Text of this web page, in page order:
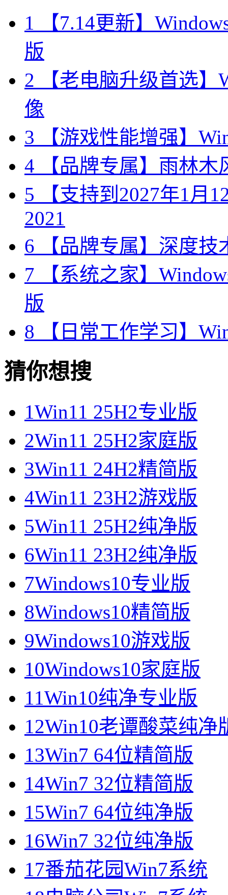
1
【7.14更新】
版
2 【老电脑升级首选】
像
3 【游戏性能增强】
4 【品牌专属】雨林木
5 【支持到2027年1月
2021
6 【品牌专属】深度技
7 【系统之家】
版
8 【日常工作学习】
猜你想搜
1Win11 25H2专业版
2Win11 25H2家庭版
3Win11 24H2精简版
4Win11 23H2游戏版
5Win11 25H2纯净版
6Win11 23H2纯净版
7Windows10专业版
8Windows10精简版
9Windows10游戏版
10Windows10家庭版
11Win10纯净专业版
12Win10老谭酸菜纯净
13Win7 64位精简版
14Win7 32位精简版
15Win7 64位纯净版
16Win7 32位纯净版
17番茄花园Win7系统